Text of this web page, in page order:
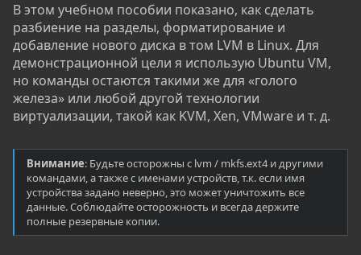
В этом учебном пособии показано, как сделать
разбиение на разделы, форматирование и
добавление нового диска в том LVM в Linux. Для
демонстрационной цели я использую Ubuntu VM,
но команды остаются такими же для «голого
железа» или любой другой технологии
виртуализации, такой как KVM, Xen, VMware и т. д.
Внимание: Будьте осторожны с lvm / mkfs.ext4 и другими
командами, а также с именами устройств, т.к. если имя
устройства задано неверно, это может уничтожить все
данные. Соблюдайте осторожность и всегда держите
полные резервные копии.